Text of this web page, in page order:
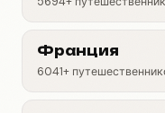
Франция
6041+